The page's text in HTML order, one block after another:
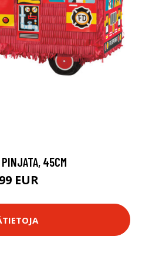
PINJATA, 45CM
EUR